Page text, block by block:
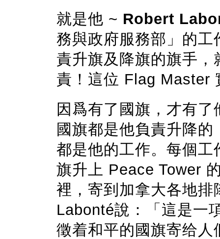
就是他 ~ Robert
務與政府服務部」的
責升旗及降旗的旗手
責！這位 Flag Master
因爲有了國旗，才有
國旗都是他負責升降
都是他的工作。每個
旗升上 Peace Tower
裡，寄到加拿大各地
Labonté說：「這是一
徵着和平的國旗寄给